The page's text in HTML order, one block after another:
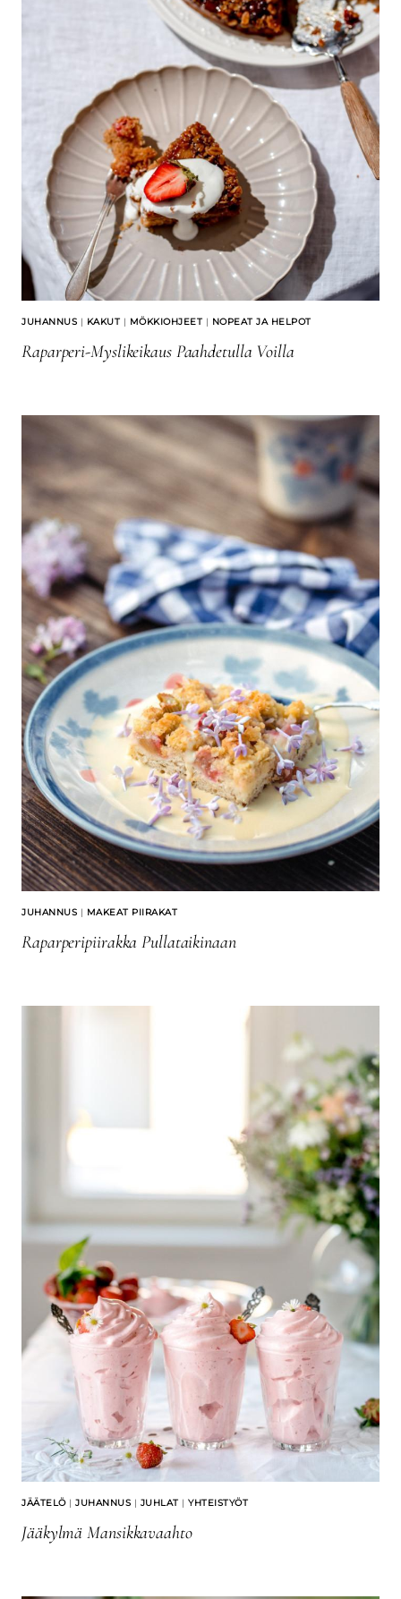
JUHANNUS | KAKUT | MÖKKIOHJEET | NOPEAT JA HELPOT
Raparperi-Myslikeikaus Paahdetulla Voilla
JUHANNUS | MAKEAT PIIRAKAT
Raparperipiirakka Pullataikinaan
JÄÄTELÖ| JUHANNUS | JUHLAT | YHTEISTYÖT
Jääkylmä Mansikkavaahto